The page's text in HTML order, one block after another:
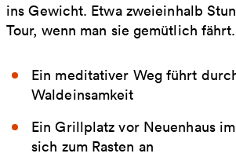
ins Gewicht. Etwa zweieinhalb
Tour, wenn man sie gemütlich fährt.
Ein meditativer Weg führt
Waldeinsamkeit
Ein Grillplatz vor Neuenhaus
sich zum Rasten an